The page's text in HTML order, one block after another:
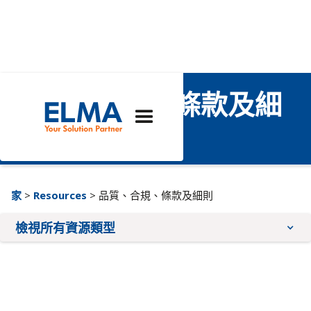
品質、合規、條款及細
家 > Resources > 品質、合規、條款及細則
檢視所有資源類型